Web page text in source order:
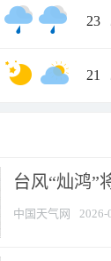
23
21
台风“灿鸿”
中国天气网 2026-